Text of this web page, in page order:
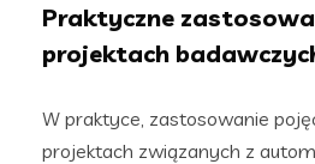
Praktyczne
projektach
W praktyce, zastosowanie
projektach związanych z